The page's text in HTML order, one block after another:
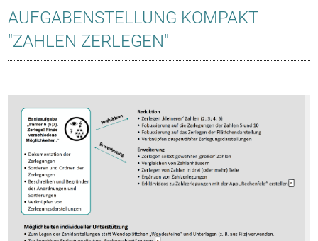
AUFGABENSTELLUNG KOMPAKT
"ZAHLEN ZERLEGEN"